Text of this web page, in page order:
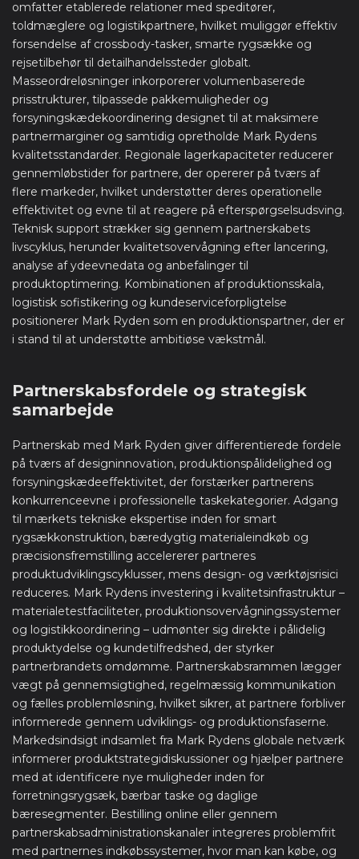
omfatter etablerede relationer med speditører,
toldmæglere og logistikpartnere, hvilket muliggør effektiv
forsendelse af crossbody-tasker, smarte rygsække og
rejsetilbehør til detailhandelssteder globalt.
Masseordreløsninger inkorporerer volumenbaserede
prisstrukturer, tilpassede pakkemuligheder og
forsyningskædekoordinering designet til at maksimere
partnermarginer og samtidig opretholde Mark Rydens
kvalitetsstandarder. Regionale lagerkapaciteter reducerer
gennemløbstider for partnere, der opererer på tværs af
flere markeder, hvilket understøtter deres operationelle
effektivitet og evne til at reagere på efterspørgselsudsving.
Teknisk support strækker sig gennem partnerskabets
livscyklus, herunder kvalitetsovervågning efter lancering,
analyse af ydeevnedata og anbefalinger til
produktoptimering. Kombinationen af produktionsskala,
logistisk sofistikering og kundeserviceforpligtelse
positionerer Mark Ryden som en produktionspartner, der er
i stand til at understøtte ambitiøse vækstmål.
Partnerskabsfordele og strategisk
samarbejde
Partnerskab med Mark Ryden giver differentierede fordele
på tværs af designinnovation, produktionspålidelighed og
forsyningskædeeffektivitet, der forstærker partnerens
konkurrenceevne i professionelle taskekategorier. Adgang
til mærkets tekniske ekspertise inden for smart
rygsækkonstruktion, bæredygtig materialeindkøb og
præcisionsfremstilling accelererer partneres
produktudviklingscyklusser, mens design- og værktøjsrisici
reduceres. Mark Rydens investering i kvalitetsinfrastruktur –
materialetestfaciliteter, produktionsovervågningssystemer
og logistikkoordinering – udmønter sig direkte i pålidelig
produktydelse og kundetilfredshed, der styrker
partnerbrandets omdømme. Partnerskabsrammen lægger
vægt på gennemsigtighed, regelmæssig kommunikation
og fælles problemløsning, hvilket sikrer, at partnere forbliver
informerede gennem udviklings- og produktionsfaserne.
Markedsindsigt indsamlet fra Mark Rydens globale netværk
informerer produktstrategidiskussioner og hjælper partnere
med at identificere nye muligheder inden for
forretningsrygsæk, bærbar taske og daglige
bæresegmenter. Bestilling online eller gennem
partnerskabsadministrationskanaler integreres problemfrit
med partnernes indkøbssystemer, hvor man kan købe, og